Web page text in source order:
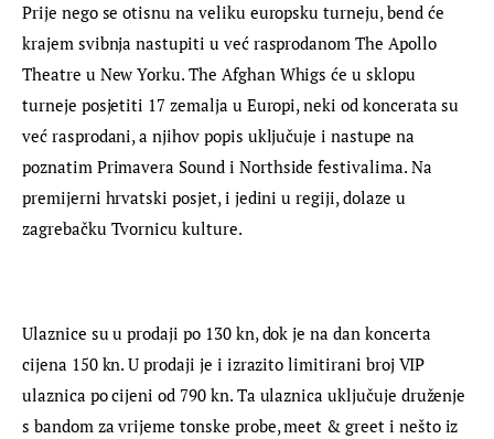
Prije nego se otisnu na veliku europsku turneju, bend će
krajem svibnja nastupiti u već rasprodanom The Apollo
Theatre u New Yorku. The Afghan Whigs će u sklopu
turneje posjetiti 17 zemalja u Europi, neki od koncerata su
već rasprodani, a njihov popis uključuje i nastupe na
poznatim Primavera Sound i Northside festivalima. Na
premijerni hrvatski posjet, i jedini u regiji, dolaze u
zagrebačku Tvornicu kulture.
Ulaznice su u prodaji po 130 kn, dok je na dan koncerta
cijena 150 kn. U prodaji je i izrazito limitirani broj VIP
ulaznica po cijeni od 790 kn. Ta ulaznica uključuje druženje
s bandom za vrijeme tonske probe, meet & greet i nešto iz